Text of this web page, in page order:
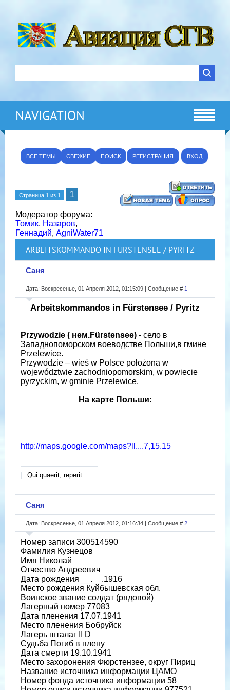
NAVIGATION
ВСЕ ТЕМЫ СВЕЖИЕ ПОИСК РЕГИСТРАЦИЯ ВХОД
Страница 1 из 1 1
Модератор форума:
Томик, Назаров,
Геннадий, AgniWater71
ARBEITSKOMMANDO IN FÜRSTENSEE / PYRITZ
Саня
Дата: Воскресенье, 01 Апреля 2012, 01:15:09 | Сообщение # 1
Arbeitskommandos in Fürstensee / Pyritz
Przywodzie ( нем.Fürstensee) - село в
Западнопоморском воеводстве Польши,в гмине
Przelewice.
Przywodzie – wieś w Polsce położona w
województwie zachodniopomorskim, w powiecie
pyrzyckim, w gminie Przelewice.
На карте Польши:
http://maps.google.com/maps?ll....7,15.15
Qui quaerit, reperit
Саня
Дата: Воскресенье, 01 Апреля 2012, 01:16:34 | Сообщение # 2
Номер записи 300514590
Фамилия Кузнецов
Имя Николай
Отчество Андреевич
Дата рождения __.__.1916
Место рождения Куйбышевская обл.
Воинское звание солдат (рядовой)
Лагерный номер 77083
Дата пленения 17.07.1941
Место пленения Бобруйск
Лагерь шталаг II D
Судьба Погиб в плену
Дата смерти 19.10.1941
Место захоронения Фюрстензее, округ Пириц
Название источника информации ЦАМО
Номер фонда источника информации 58